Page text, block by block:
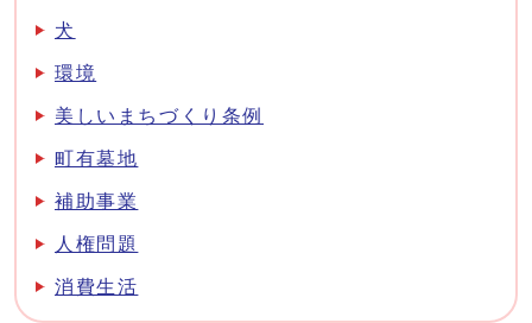
犬
環境
美しいまちづくり条例
町有墓地
補助事業
人権問題
消費生活